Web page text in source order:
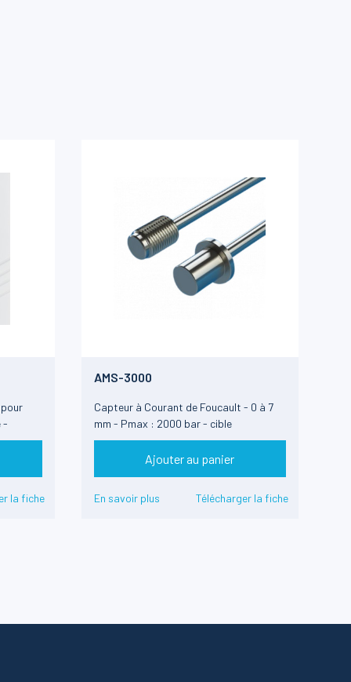
-
la fiche
AMS-3000
Capteur à Courant de Foucault - 0 à 7
mm - Pmax : 2000 bar - cible
magnétique
Ajouter au panier
En savoir plus Télécharger la fiche